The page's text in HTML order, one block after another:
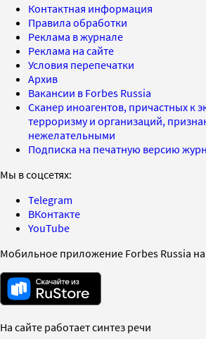
Контактная информация
Правила обработки
Реклама в журнале
Реклама на сайте
Условия перепечатки
Архив
Вакансии в Forbes Russia
Сканер иноагентов, причастных к
терроризму и организаций,
нежелательными
Подписка на печатную версию
Мы в соцсетях:
Telegram
ВКонтакте
YouTube
Мобильное приложение Forbes Russia
На сайте работает синтез речи